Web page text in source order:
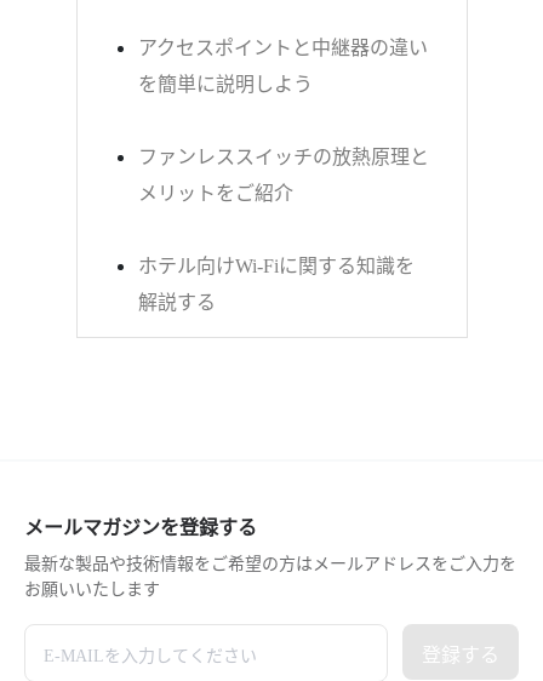
アクセスポイントと中継器の違い
を簡単に説明しよう
ファンレススイッチの放熱原理と
メリットをご紹介
ホテル向けWi-Fiに関する知識を
解説する
メールマガジンを登録する
最新な製品や技術情報をご希望の方はメールアドレスをご入力を
お願いいたします
登録する